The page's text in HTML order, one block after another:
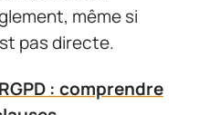
même si
pas directe.
RGPD : comprendre